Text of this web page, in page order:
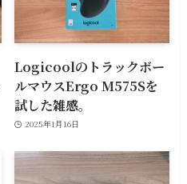
Logicoolのトラックボー
ルマウスErgo M575Sを
試した雑感。
2025年1月16日